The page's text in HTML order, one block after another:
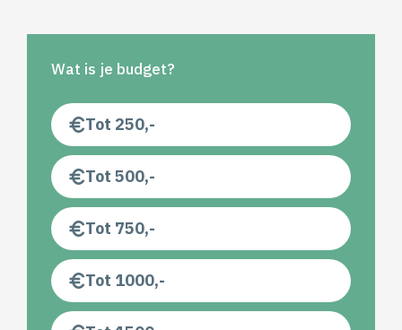
Wat is je budget?
Tot 250,-
Tot 500,-
Tot 750,-
Tot 1000,-